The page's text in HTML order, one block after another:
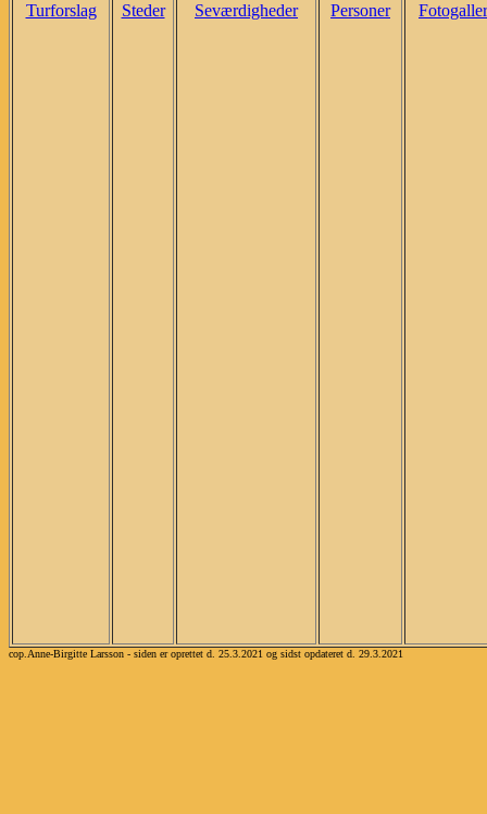
Turforslag Steder Seværdigheder Personer
cop.Anne-Birgitte Larsson - siden er oprettet d. 25.3.2021 og sidst opdateret d. 29.3.2021